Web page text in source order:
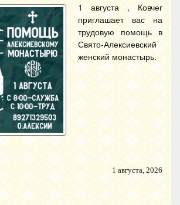
1 августа , Ковчег
приглашает вас на
трудовую помощь в
Свято-Алексиевский
женский монастырь.
1 августа, 2026